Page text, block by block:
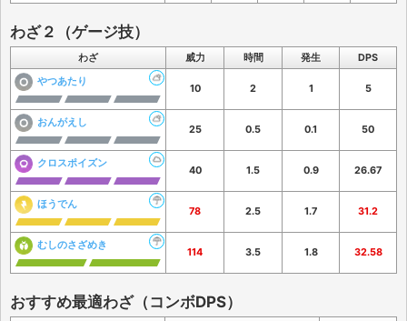
わざ２（ゲージ技）
わざ 威力 時間 発生
DPS
やつあたり
10 2 1 5
おんがえし
25 0.5 0.1 50
クロスポイズン
40 1.5 0.9 26.67
ほうでん
78 2.5 1.7 31.2
むしのさざめき
114 3.5 1.8 32.58
おすすめ最適わざ（コンボDPS）